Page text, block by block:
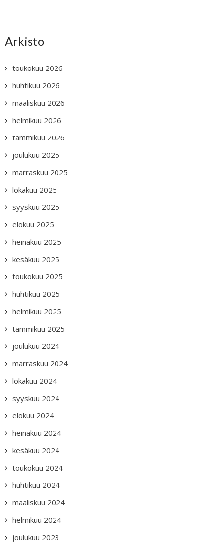
Arkisto
toukokuu 2026
huhtikuu 2026
maaliskuu 2026
helmikuu 2026
tammikuu 2026
joulukuu 2025
marraskuu 2025
lokakuu 2025
syyskuu 2025
elokuu 2025
heinäkuu 2025
kesäkuu 2025
toukokuu 2025
huhtikuu 2025
helmikuu 2025
tammikuu 2025
joulukuu 2024
marraskuu 2024
lokakuu 2024
syyskuu 2024
elokuu 2024
heinäkuu 2024
kesäkuu 2024
toukokuu 2024
huhtikuu 2024
maaliskuu 2024
helmikuu 2024
joulukuu 2023